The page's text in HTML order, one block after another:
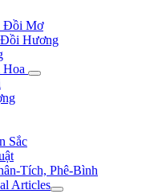
Đồi Mơ
Đồi Hương
Sắc
Tích, Phê-Bình
Articles